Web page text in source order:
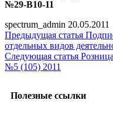
№29-В10-11
spectrum_admin 20.05.2011
Предыдущая статья
отдельных видов
Следующая статья
№5 (105) 2011
Полезные ссылки